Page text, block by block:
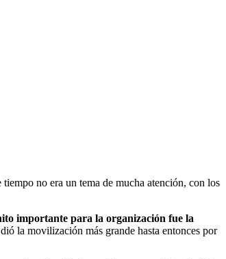
no era un tema de mucha atención, con los
importante para la organización fue la
la movilización más grande hasta entonces por